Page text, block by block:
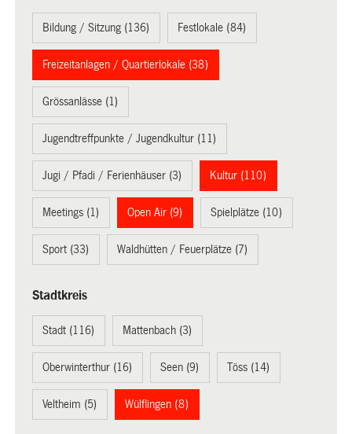
Bildung / Sitzung (136) Festlokale (84)
Freizeitanlagen / Quartierlokale (38)
Grössanlässe (1)
Jugendtreffpunkte / Jugendkultur (11)
Jugi / Pfadi / Ferienhäuser (3) Kultur (110)
Meetings (1) Open Air (9) Spielplätze (10)
Sport (33) Waldhütten / Feuerplätze (7)
Stadtkreis
Stadt (116) Mattenbach (3)
Oberwinterthur (16) Seen (9) Töss (14)
Veltheim (5) Wülflingen (8)